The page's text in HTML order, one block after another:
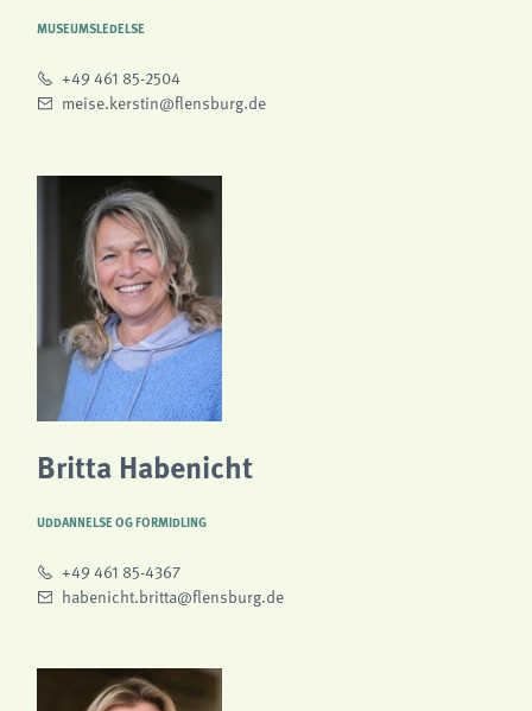
MUSEUMSLEDELSE
+49 461 85-2504
meise.kerstin@flensburg.de
Britta Habenicht
UDDANNELSE OG FORMIDLING
+49 461 85-4367
habenicht.britta@flensburg.de
Matomo